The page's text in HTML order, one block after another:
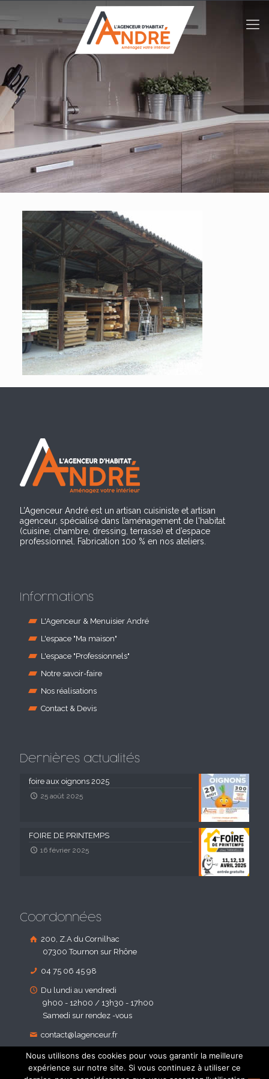
L’Agenceur André est un artisan cuisiniste et artisan
agenceur, spécialisé dans l’aménagement de l'habitat
(cuisine, chambre, dressing, terrasse) et d’espace
professionnel. Fabrication 100 % en nos ateliers.
Informations
L'Agenceur & Menuisier André
L'espace "Ma maison"
L'espace "Professionnels"
Notre savoir-faire
Nos réalisations
Contact & Devis
Dernières actualités
foire aux oignons 2025
25 août 2025
FOIRE DE PRINTEMPS
16 février 2025
Coordonnées
200, Z.A du Cornilhac
07300 Tournon sur Rhône
04 75 06 45 98
Du lundi au vendredi
9h00 - 12h00 / 13h30 - 17h00
Samedi sur rendez -vous
contact@lagenceur.fr
Nous utilisons des cookies pour vous garantir la meilleure
expérience sur notre site. Si vous continuez à utiliser ce